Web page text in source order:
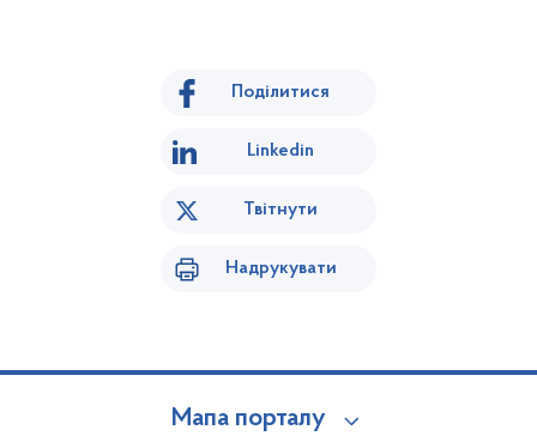
Поділитися
Linkedin
Твітнути
Надрукувати
Мапа порталу